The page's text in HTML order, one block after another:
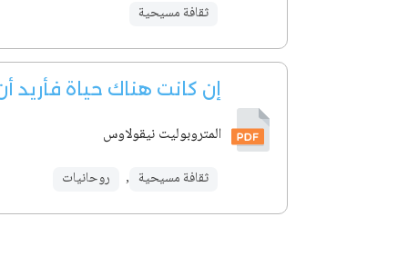
ثقافة مسيحية
إن كانت هناك حياة فأريد
المتروبوليت نيقولاوس
ثقافة مسيحية , روحانيات